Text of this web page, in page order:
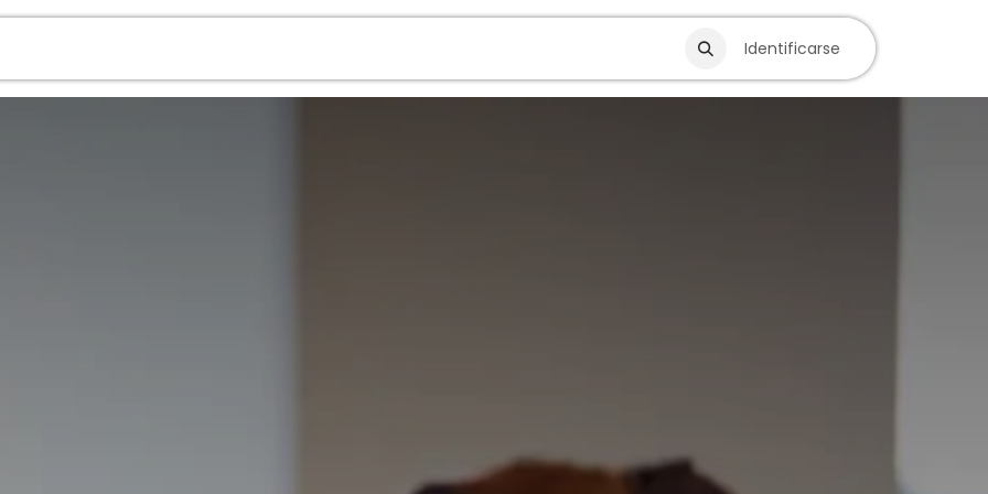
Identificarse